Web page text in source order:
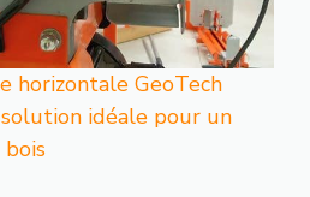
horizontale GeoTech
idéale pour un